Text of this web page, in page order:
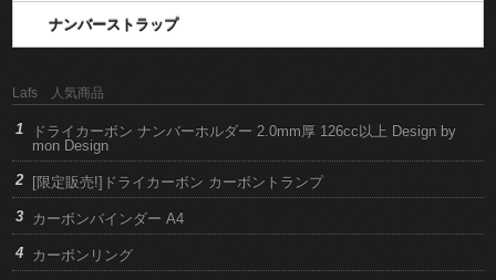
ナンバーストラップ
Lafs 人気商品
ドライカーボン ナンバーホルダー 2.0mm厚 126cc以上 Design by
mon Design
[限定販売!]ドライカーボン カーボントランプ
カーボンバインダー A4
カーボンリング